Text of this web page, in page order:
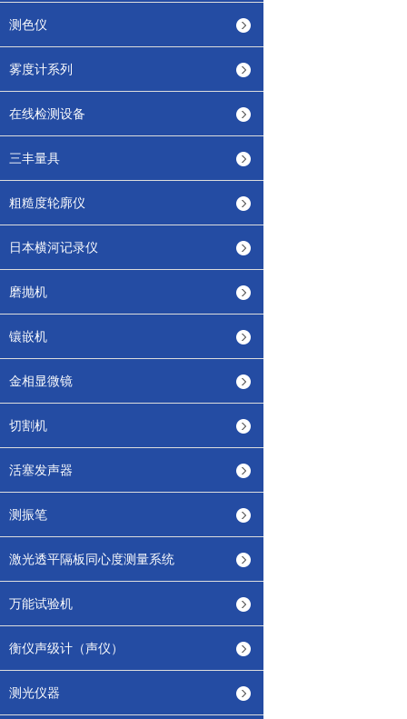
测色仪
雾度计系列
在线检测设备
三丰量具
粗糙度轮廓仪
日本横河记录仪
磨抛机
镶嵌机
金相显微镜
切割机
活塞发声器
测振笔
激光透平隔板同心度测量系统
万能试验机
衡仪声级计（声仪）
测光仪器